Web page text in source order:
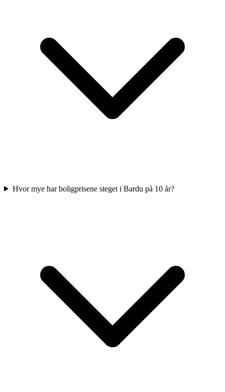
Hvor mye har boligprisene steget i Bardu på 10 år?